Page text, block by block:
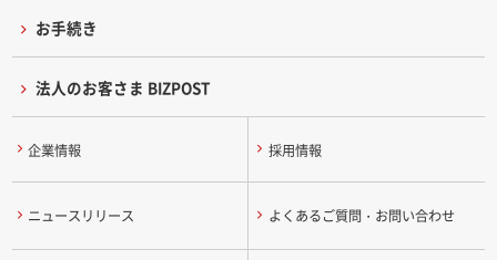
お手続き
法人のお客さま BIZPOST
企業情報 採用情報
ニュースリリース よくあるご質問・お問い合わせ